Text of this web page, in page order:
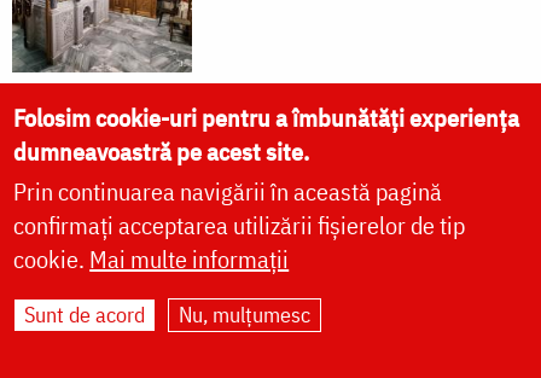
„Mare este harul tău, Sfinte
al meu Rafail!”
Folosim cookie-uri pentru a îmbunătăți experiența
dumneavoastră pe acest site.
Prin continuarea navigării în această pagină
confirmați acceptarea utilizării fișierelor de tip
cookie. Mai multe informații
Sunt de acord Nu, mulțumesc